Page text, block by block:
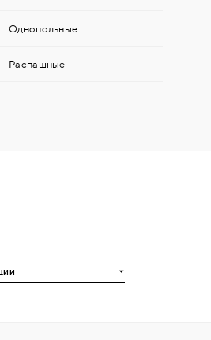
Однопольные
Распашные